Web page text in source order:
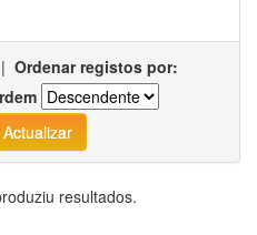
| Ordenar registos por:
resultados.